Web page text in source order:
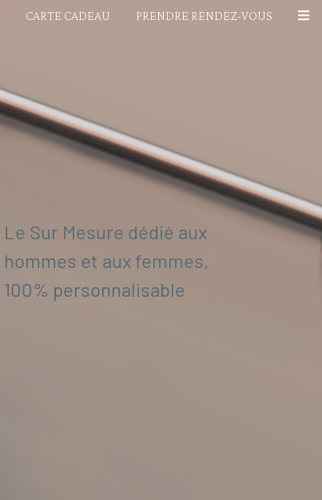
CARTE CADEAU PRENDRE RENDEZ-VOUS
Le Sur Mesure dédié aux
hommes et aux femmes,
100% personnalisable